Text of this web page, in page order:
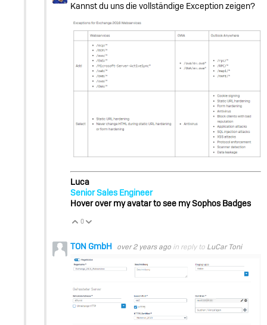
Kannst du uns die vollständige Exception zeigen?
Luca
Senior Sales Engineer
Hover over my avatar to see my Sophos Badges
Vote Up
0
TON GmbH over 2 years ago in reply to LuCar Toni